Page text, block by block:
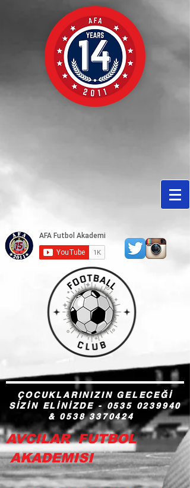
ÇOCUKLARINIZIN GELECEĞİ
SİZİN ELİNİZDE - 0535 0239940
& 0538 3370424
AVCILAR FUTBOL
AKADEMISI